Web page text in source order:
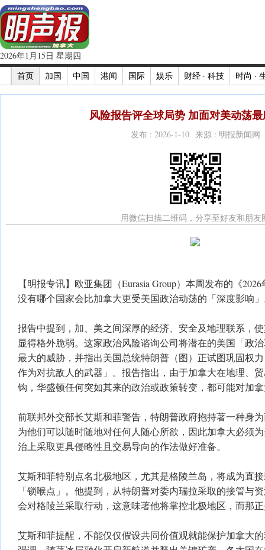
2026年1月15日 星期四
首页
加国 中国 港闻 国际 娱乐 财经 · 科技 时尚 ·
风险报告评全球局势 加面对美动荡
发布 : 2026-1-10 来源 : 明报新闻网
用微信扫描二维码，分享至好友和朋友
【明报专讯】欧亚集团（Eurasia Group）本周发布的《
没有哪个国家会比加拿大更受美国政治动荡的「深度影响
报告中提到，加、美之间深厚的经济、安全及地理联系，
显得格外脆弱。这家政治风险谘询公司将潜在的美国「政
最大的威胁，并指出美国总统特朗普（图）正试图巩固权
作为对抗敌人的武器」。报告指出，由于加拿大在地理、
钩，华盛顿任何突如其来的政治或政策转变，都可能对加
前联邦外交部长艾斯和菲警告，特朗普政府抱持著一种身
为他们可以随时随地对任何人随心所欲，因此加拿大必须
治上采取更具侵略性且交易导向的作法做好准备。
艾斯和菲特别点名北极地区，尤其是格陵兰岛，将成为直
「锁喉点」。他提到，从特朗普对委内瑞拉采取的接管与
会对格陵兰采取行动，这意味著他将掌控北极地区，而那
艾斯和菲提醒，不能仅仅假设共同价值观就能保护加拿大